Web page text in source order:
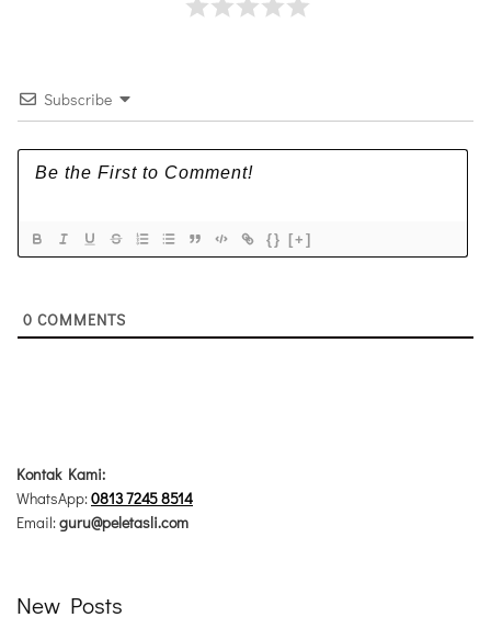
Subscribe
{} [+]
0 COMMENTS
Kontak Kami:
WhatsApp:0813 7245 8514
Email:guru@peletasli.com
New Posts